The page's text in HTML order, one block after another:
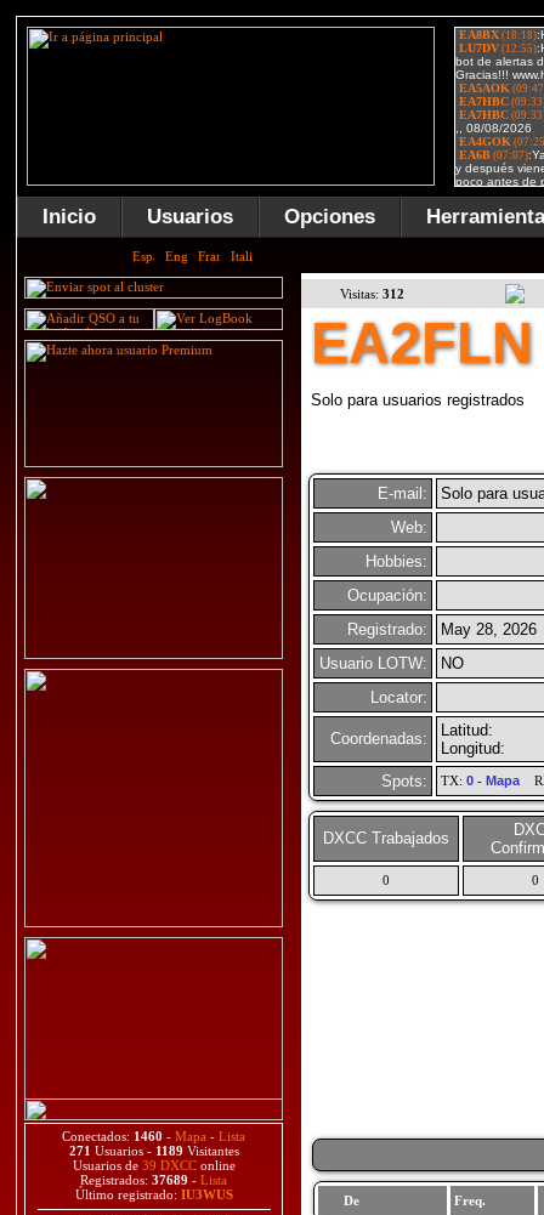
Inicio Usuarios Opciones
Conectados: 1460 - Mapa - Lista
271 Usuarios - 1189 Visitantes
Usuarios de 39 DXCConline
Registrados: 37689 - Lista
Último registrado: IU3WUS
Visitas: 312
EA2FLN
Solo para usuarios registrados
E-mail:
Solo para
Web:
Hobbies:
Ocupación:
Registrado:
May 28, 2026
Usuario LOTW:
NO
Locator:
Coordenadas:
Latitud:
Longitud:
Spots:
TX: 0- Mapa
DXCC Trabajados
0 0
De Freq.